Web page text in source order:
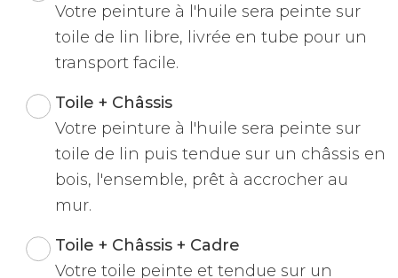
Votre peinture à l'huile sera peinte sur
toile de lin libre, livrée en tube pour un
transport facile.
Toile + Châssis
Votre peinture à l'huile sera peinte sur
toile de lin puis tendue sur un châssis en
bois, l'ensemble, prêt à accrocher au
mur.
Toile + Châssis + Cadre
Votre toile peinte et tendue sur un